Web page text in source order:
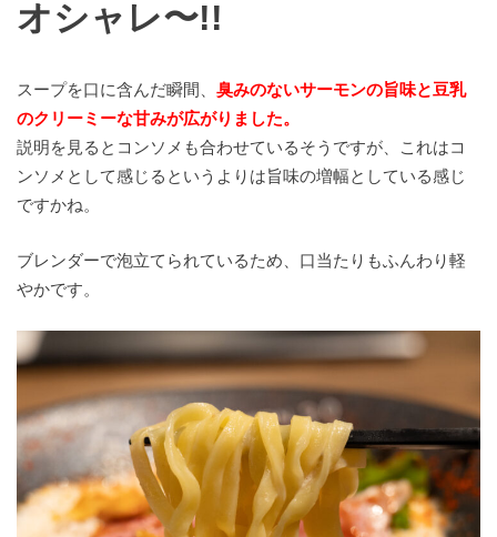
オシャレ〜!!
スープを口に含んだ瞬間、 臭みのないサーモンの旨味と豆乳
のクリーミーな甘みが広がりました。
説明を見るとコンソメも合わせているそうですが、これはコ
ンソメとして感じるというよりは旨味の増幅としている感じ
ですかね。
ブレンダーで泡立てられているため、口当たりもふんわり軽
やかです。